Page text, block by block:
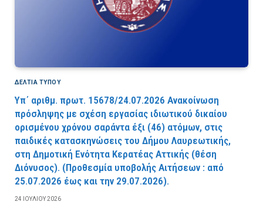
ΔΕΛΤΙΑ ΤΥΠΟΥ
Υπ΄ αριθμ. πρωτ. 15678/24.07.2026 Ανακοίνωση
πρόσληψης με σχέση εργασίας ιδιωτικού δικαίου
ορισμένου χρόνου σαράντα έξι (46) ατόμων, στις
παιδικές κατασκηνώσεις του Δήμου Λαυρεωτικής,
στη Δημοτική Ενότητα Κερατέας Αττικής (θέση
Διόνυσος). (Προθεσμία υποβολής Αιτήσεων : από
25.07.2026 έως και την 29.07.2026).
24 ΙΟΥΛΊΟΥ 2026